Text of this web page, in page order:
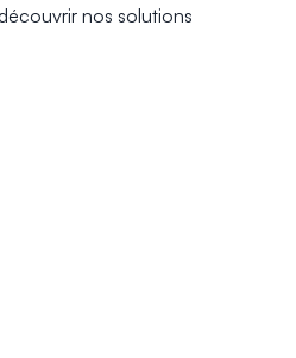
nos solutions